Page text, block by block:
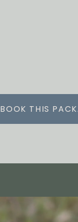
BOOK THIS